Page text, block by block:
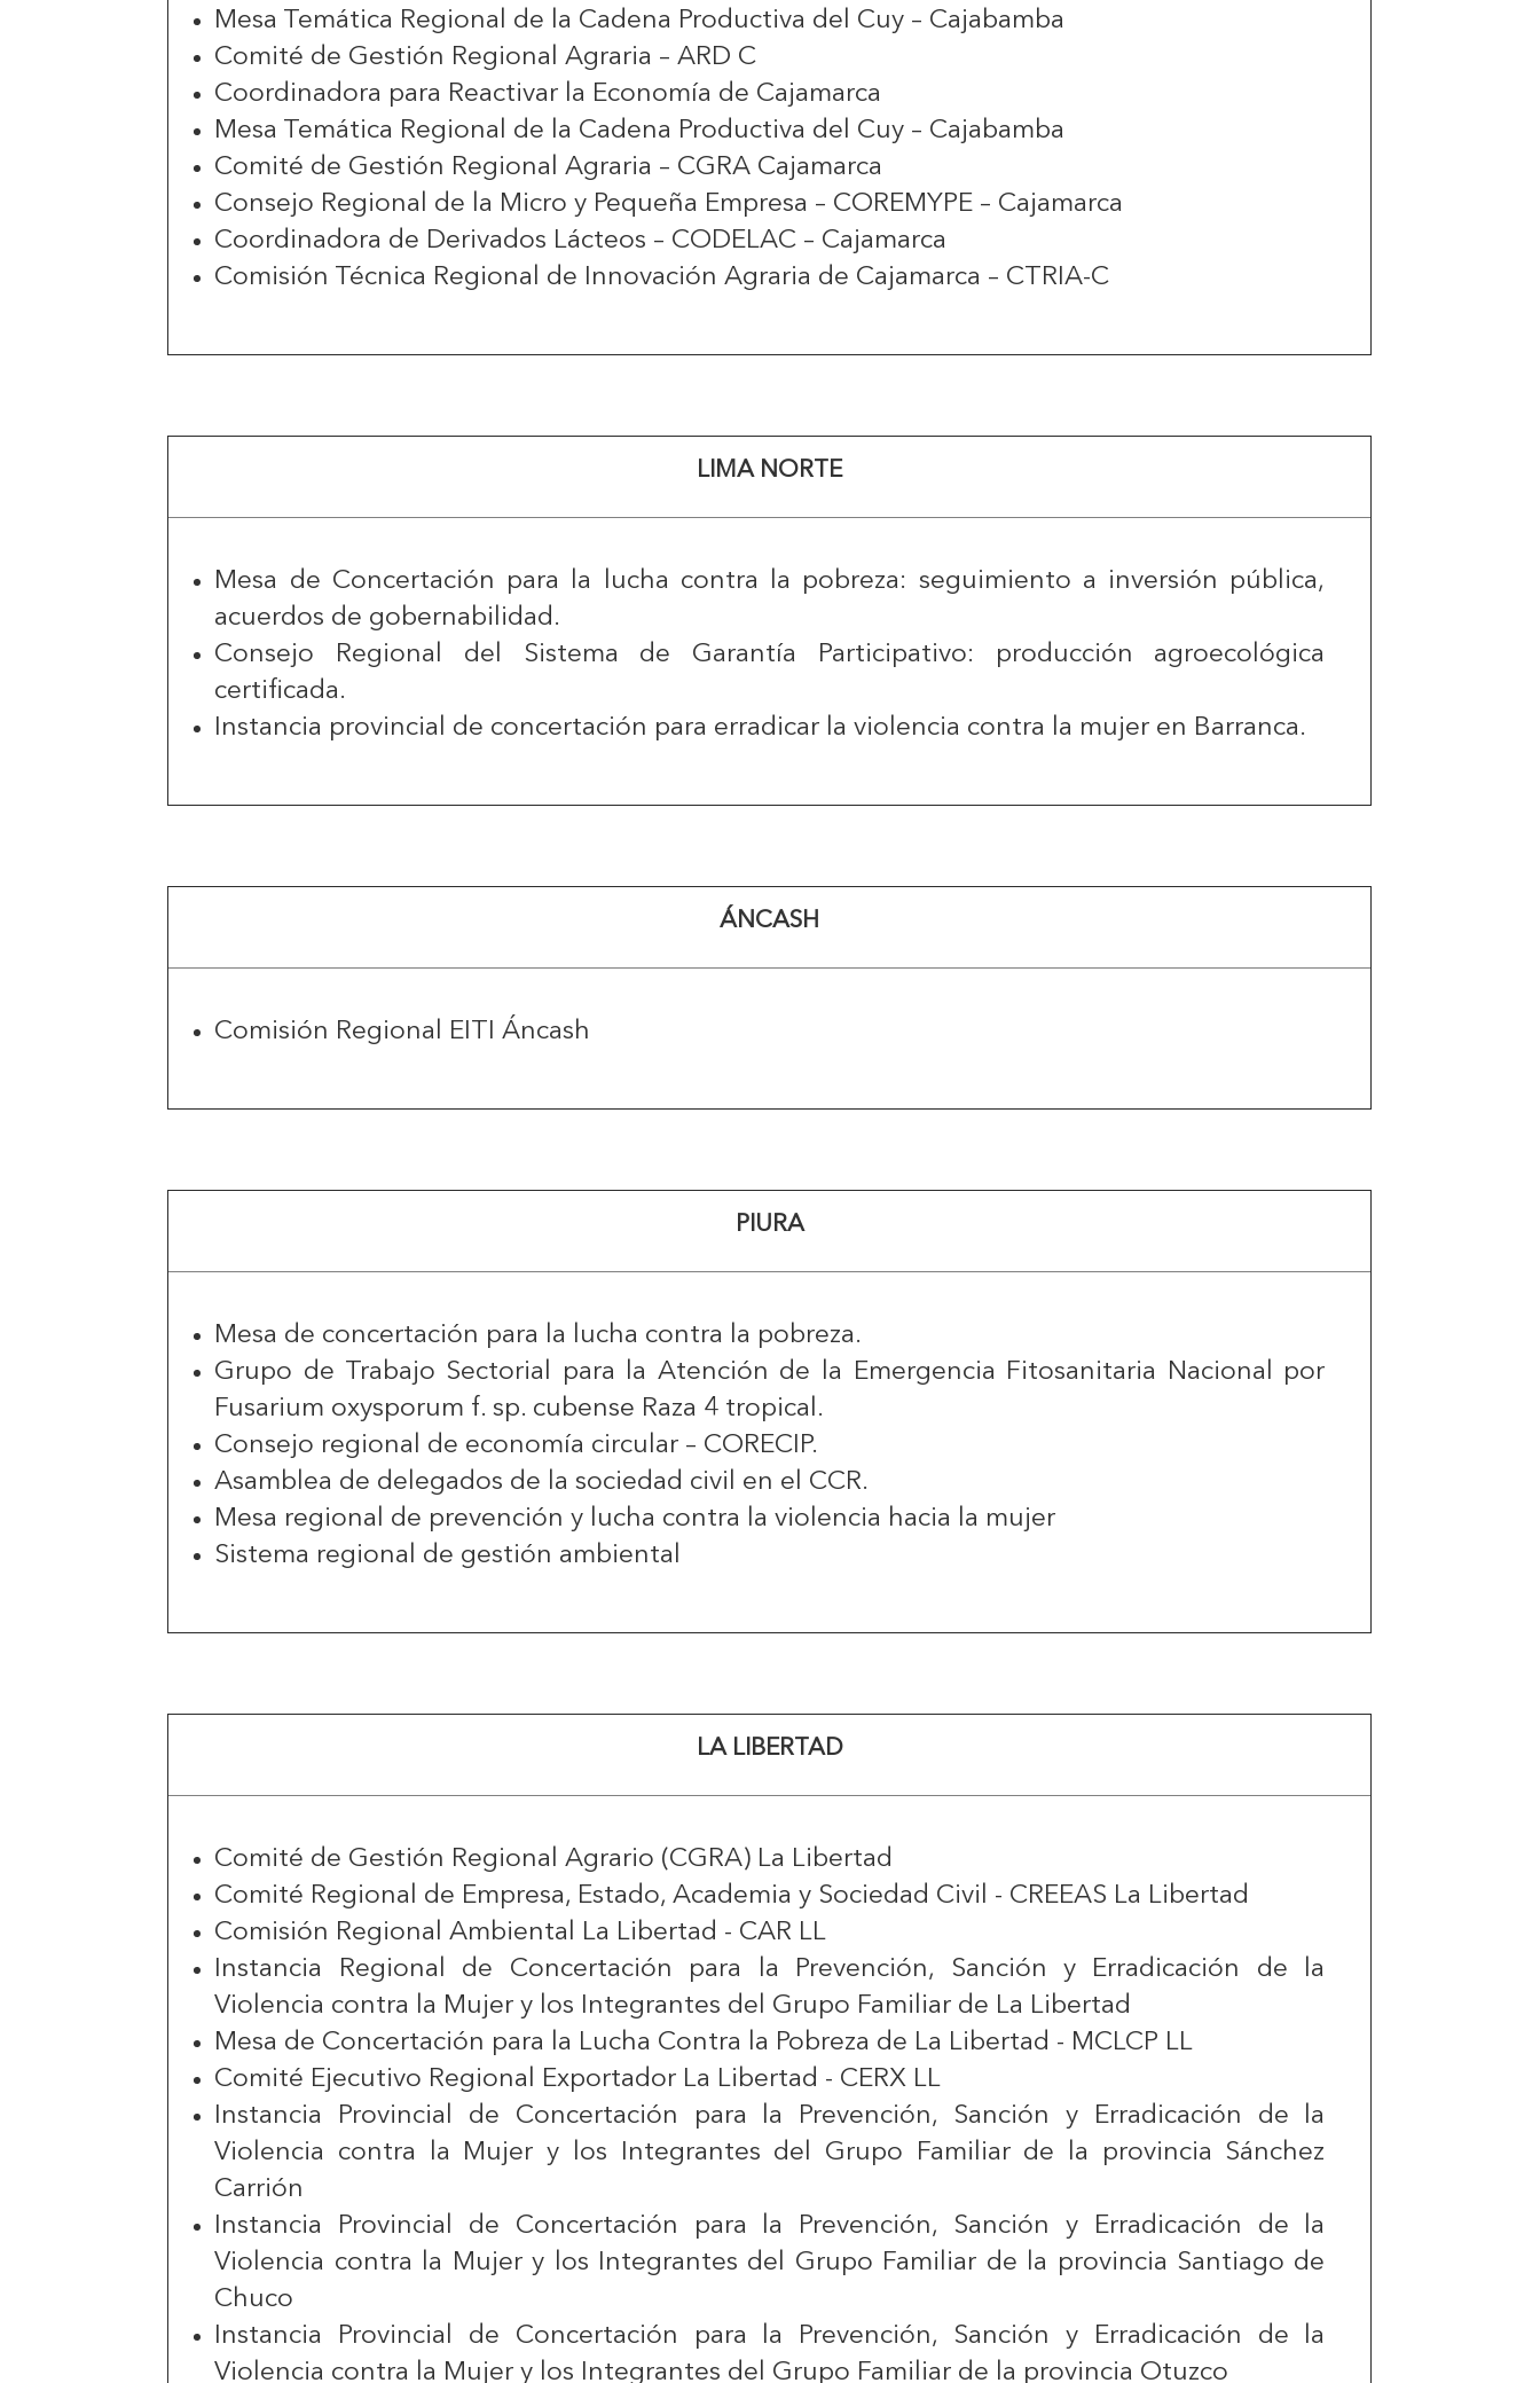
Mesa Temática Regional de la Cadena Productiva del Cuy – Cajabamba
Comité de Gestión Regional Agraria – ARD C
Coordinadora para Reactivar la Economía de Cajamarca
Mesa Temática Regional de la Cadena Productiva del Cuy – Cajabamba
Comité de Gestión Regional Agraria – CGRA Cajamarca
Consejo Regional de la Micro y Pequeña Empresa – COREMYPE – Cajamarca
Coordinadora de Derivados Lácteos – CODELAC – Cajamarca
Comisión Técnica Regional de Innovación Agraria de Cajamarca – CTRIA-C
LIMA NORTE
Mesa de Concertación para la lucha contra la pobreza: seguimiento a inversión pública,
acuerdos de gobernabilidad.
Consejo Regional del Sistema de Garantía Participativo: producción agroecológica
certificada.
Instancia provincial de concertación para erradicar la violencia contra la mujer en Barranca.
ÁNCASH
Comisión Regional EITI Áncash
PIURA
Mesa de concertación para la lucha contra la pobreza.
Grupo de Trabajo Sectorial para la Atención de la Emergencia Fitosanitaria Nacional por
Fusarium oxysporum f. sp. cubense Raza 4 tropical.
Consejo regional de economía circular – CORECIP.
Asamblea de delegados de la sociedad civil en el CCR.
Mesa regional de prevención y lucha contra la violencia hacia la mujer
Sistema regional de gestión ambiental
LA LIBERTAD
Comité de Gestión Regional Agrario (CGRA) La Libertad
Comité Regional de Empresa, Estado, Academia y Sociedad Civil - CREEAS La Libertad
Comisión Regional Ambiental La Libertad - CAR LL
Instancia Regional de Concertación para la Prevención, Sanción y Erradicación de la
Violencia contra la Mujer y los Integrantes del Grupo Familiar de La Libertad
Mesa de Concertación para la Lucha Contra la Pobreza de La Libertad - MCLCP LL
Comité Ejecutivo Regional Exportador La Libertad - CERX LL
Instancia Provincial de Concertación para la Prevención, Sanción y Erradicación de la
Violencia contra la Mujer y los Integrantes del Grupo Familiar de la provincia Sánchez
Carrión
Instancia Provincial de Concertación para la Prevención, Sanción y Erradicación de la
Violencia contra la Mujer y los Integrantes del Grupo Familiar de la provincia Santiago de
Chuco
Instancia Provincial de Concertación para la Prevención, Sanción y Erradicación de la
Violencia contra la Mujer y los Integrantes del Grupo Familiar de la provincia Otuzco